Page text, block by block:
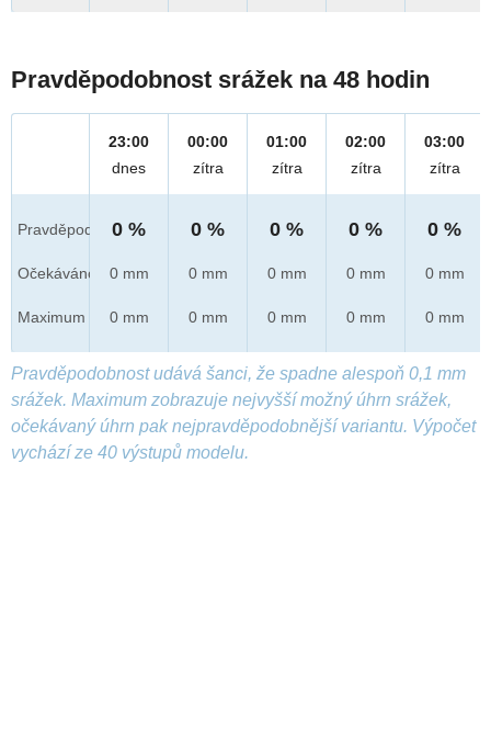
Pravděpodobnost srážek na 48 hodin
Pravděpod.
Očekáváno
Maximum
23:00
dnes
0 %
0 mm
0 mm
00:00
zítra
0 %
0 mm
0 mm
01:00
zítra
0 %
0 mm
0 mm
02:00
zítra
0 %
0 mm
0 mm
03:00
zítra
0 %
0 mm
0 mm
Pravděpodobnost udává šanci, že spadne alespoň 0,1 mm
srážek. Maximum zobrazuje nejvyšší možný úhrn srážek,
očekávaný úhrn pak nejpravděpodobnější variantu. Výpočet
vychází ze 40 výstupů modelu.